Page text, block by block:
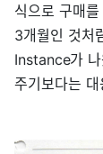
식으로 구매
3개월인 것처
Instance가 나
주기보다는